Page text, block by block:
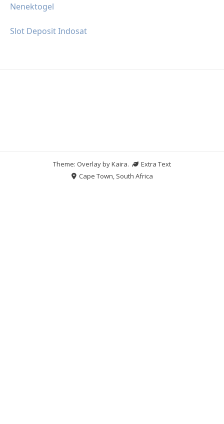
Nenektogel
Slot Deposit Indosat
Theme: Overlay byKaira.
Extra Text
Cape Town, South Africa